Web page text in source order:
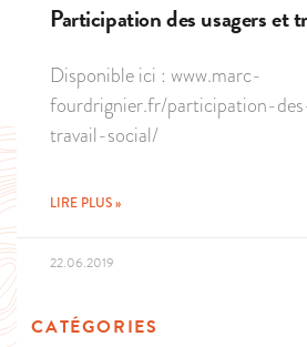
Participation des usagers et
Disponible ici : www.marc-
fourdrignier.fr/participation-
travail-social/
LIRE PLUS »
22.06.2019
CATÉGORIES